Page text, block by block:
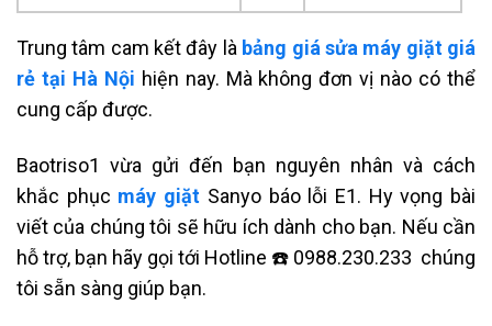
Trung tâm cam kết đây là bảng giá sửa máy giặt giá
rẻ tại Hà Nội hiện nay. Mà không đơn vị nào có thể
cung cấp được.
Baotriso1 vừa gửi đến bạn nguyên nhân và cách
khắc phục máy giặt Sanyo báo lỗi E1. Hy vọng bài
viết của chúng tôi sẽ hữu ích dành cho bạn. Nếu cần
hỗ trợ, bạn hãy gọi tới Hotline ☎️ 0988.230.233 chúng
tôi sẵn sàng giúp bạn.